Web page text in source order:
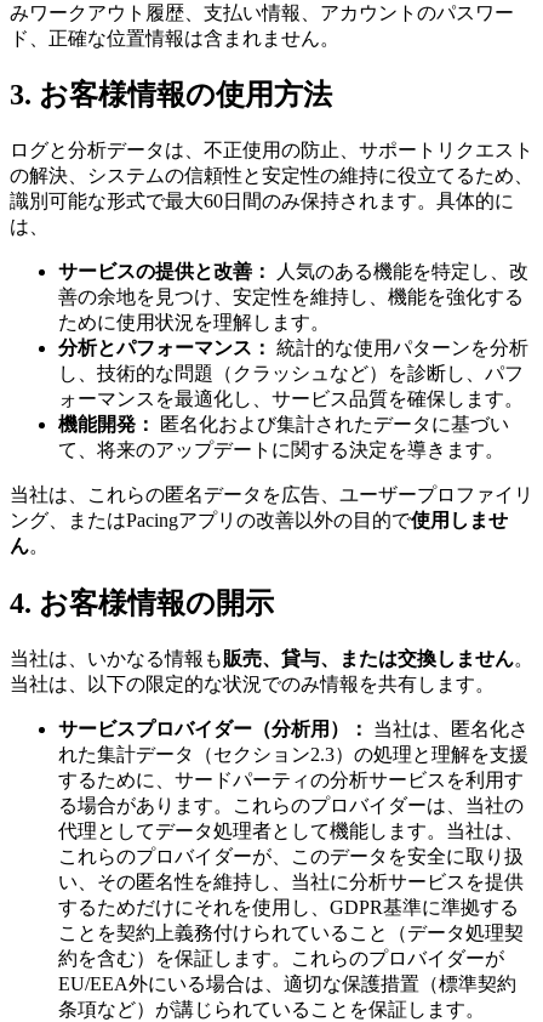
みワークアウト履歴、支払い情報、アカウントのパスワー
ド、正確な位置情報は含まれません。
3. お客様情報の使用方法
ログと分析データは、不正使用の防止、サポートリクエスト
の解決、システムの信頼性と安定性の維持に役立てるため、
識別可能な形式で最大60日間のみ保持されます。具体的に
は、
サービスの提供と改善：
人気のある機能を特定し、改
善の余地を見つけ、安定性を維持し、機能を強化する
ために使用状況を理解します。
分析とパフォーマンス： 統計的な使用パターンを分析
し、技術的な問題（クラッシュなど）を診断し、パフ
ォーマンスを最適化し、サービス品質を確保します。
機能開発：
匿名化および集計されたデータに基づい
て、将来のアップデートに関する決定を導きます。
当社は、これらの匿名データを広告、ユーザープロファイリ
ング、またはPacingアプリの改善以外の目的で使用しませ
ん。
4. お客様情報の開示
当社は、いかなる情報も販売、貸与、または交換しません。
当社は、以下の限定的な状況でのみ情報を共有します。
サービスプロバイダー（分析用）：
当社は、匿名化さ
れた集計データ（セクション2.3）の処理と理解を支援
するために、サードパーティの分析サービスを利用す
る場合があります。これらのプロバイダーは、当社の
代理としてデータ処理者として機能します。当社は、
これらのプロバイダーが、このデータを安全に取り扱
い、その匿名性を維持し、当社に分析サービスを提供
するためだけにそれを使用し、GDPR基準に準拠する
ことを契約上義務付けられていること（データ処理契
約を含む）を保証します。これらのプロバイダーが
EU/EEA外にいる場合は、適切な保護措置（標準契約
条項など）が講じられていることを保証します。